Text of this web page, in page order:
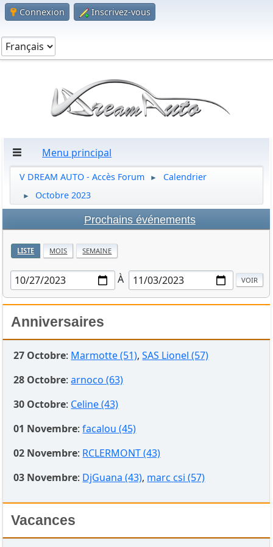
Connexion Inscrivez-vous
Menu principal
V DREAM AUTO - Accès Forum ► Calendrier
► Octobre 2023
Prochains événements
LISTE MOIS SEMAINE
À
Anniversaires
27 Octobre: Marmotte (51),SAS Lionel (57)
28 Octobre:arnoco (63)
30 Octobre: Celine (43)
01 Novembre:facalou (45)
02 Novembre: RCLERMONT (43)
03 Novembre: DjGuana (43), marc csi (57)
Vacances